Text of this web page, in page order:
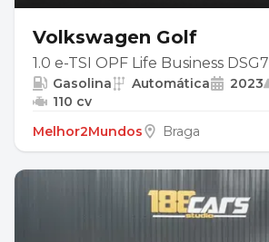
Volkswagen Golf
1.0 e-TSI OPF Life Business DSG7
Gasolina Automática 2023
110 cv
Melhor2Mundos
Braga